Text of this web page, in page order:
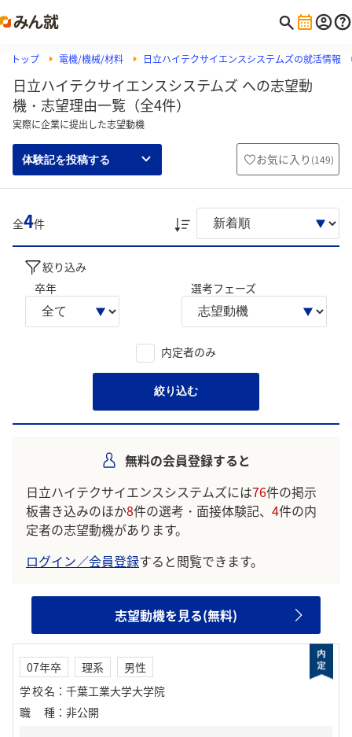
トップ 電機/機械/材料 日立ハイテクサイエンスシステムズの就活情報
日立ハイテクサイエンスシステムズ への志望動
機・志望理由一覧（全4件）
実際に企業に提出した志望動機
体験記を投稿する お気に入り (149)
全4件
絞り込み
卒年
選考フェーズ
内定者のみ
絞り込む
無料の会員登録すると
日立ハイテクサイエンスシステムズには76件の掲示
板書き込みのほか8件の選考・面接体験記、 4件の内
定者の志望動機があります。
ログイン／会員登録すると閲覧できます。
志望動機を見る(無料)
07年卒 理系
男性
学校名 ： 千葉工業大学大学院
職種 ： 非公開